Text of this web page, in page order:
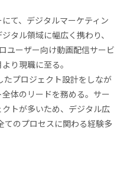
て、デジタルマーケティン
タル領域に幅広く携わり、
ユーザー向け動画配信サービ
り現職に至る。
たプロジェクト設計をしなが
体のリードを務める。サー
トが多いため、デジタル広
てのプロセスに関わる経験多